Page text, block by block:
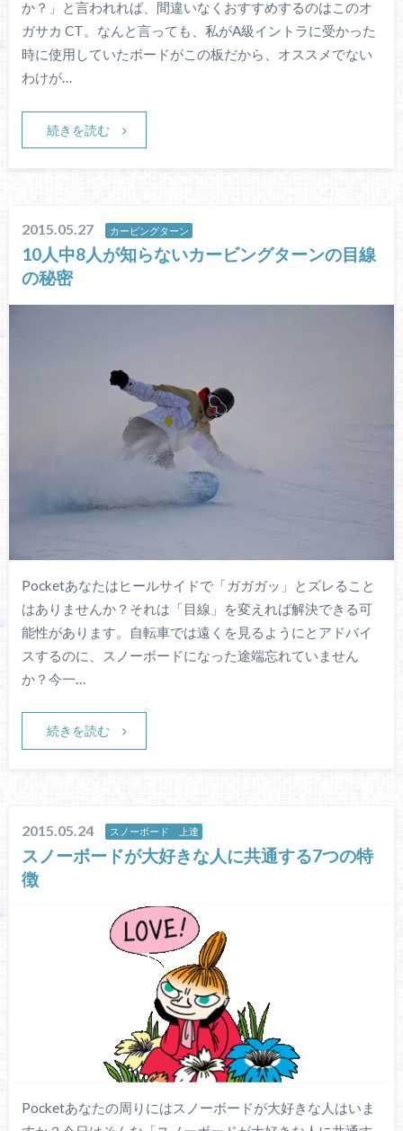
か？」と言われれば、間違いなくおすすめするのはこのオ
ガサカ CT。なんと言っても、私がA級イントラに受かった
時に使用していたボードがこの板だから、オススメでない
わけが…
続きを読む
2015.05.27 カービングターン
10人中8人が知らないカービングターンの目線
の秘密
Pocketあなたはヒールサイドで「ガガガッ」とズレること
はありませんか？それは「目線」を変えれば解決できる可
能性があります。自転車では遠くを見るようにとアドバイ
スするのに、スノーボードになった途端忘れていません
か？今一…
続きを読む
2015.05.24 スノーボード 上達
スノーボードが大好きな人に共通する7つの特
徴
Pocketあなたの周りにはスノーボードが大好きな人はいま